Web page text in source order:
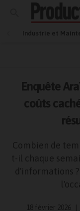
Industrie et
Enquête
coûts
Combien de
t-il chaque
d'informations
18 février 2026